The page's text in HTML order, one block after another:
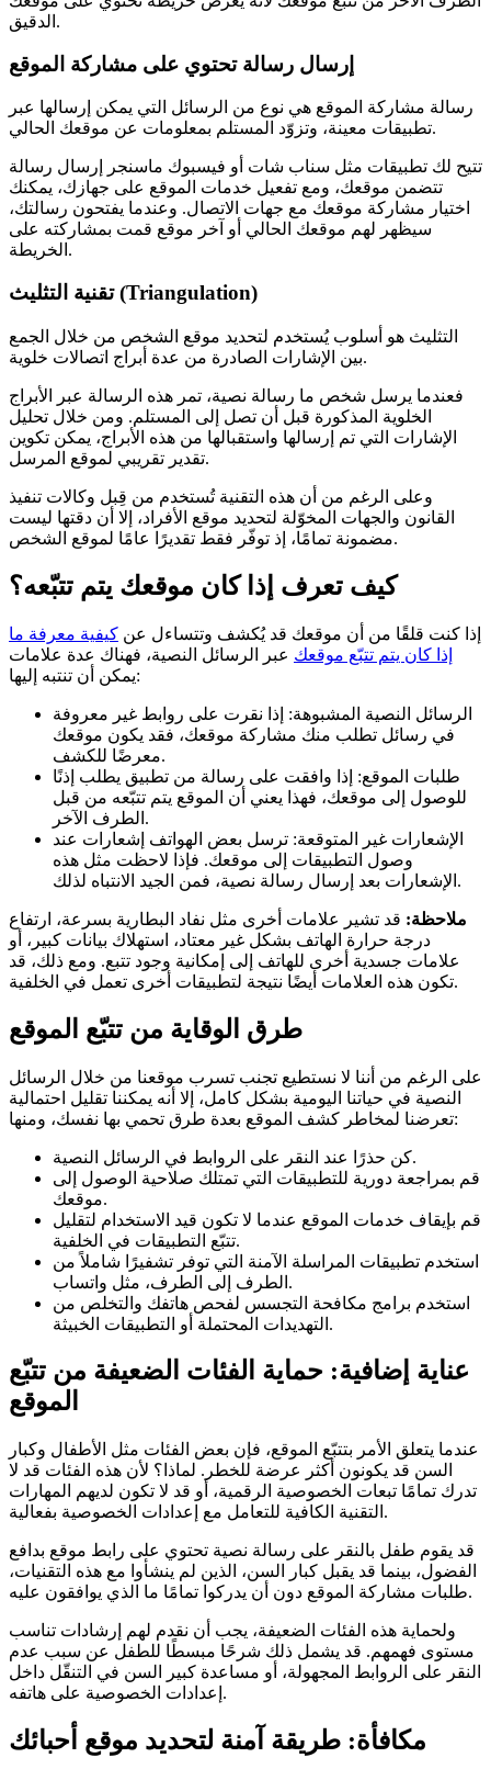
الدقيق.
إرسال رسالة تحتوي على مشاركة الموقع
رسالة مشاركة الموقع هي نوع من الرسائل التي يمكن إرسالها عبر
تطبيقات معينة، وتزوّد المستلم بمعلومات عن موقعك الحالي.
تتيح لك تطبيقات مثل سناب شات أو فيسبوك ماسنجر إرسال رسالة
تتضمن موقعك، ومع تفعيل خدمات الموقع على جهازك، يمكنك
اختيار مشاركة موقعك مع جهات الاتصال. وعندما يفتحون رسالتك،
سيظهر لهم موقعك الحالي أو آخر موقع قمت بمشاركته على
الخريطة.
تقنية التثليث (Triangulation)
التثليث هو أسلوب يُستخدم لتحديد موقع الشخص من خلال الجمع
بين الإشارات الصادرة من عدة أبراج اتصالات خلوية.
فعندما يرسل شخص ما رسالة نصية، تمر هذه الرسالة عبر الأبراج
الخلوية المذكورة قبل أن تصل إلى المستلم. ومن خلال تحليل
الإشارات التي تم إرسالها واستقبالها من هذه الأبراج، يمكن تكوين
تقدير تقريبي لموقع المرسل.
وعلى الرغم من أن هذه التقنية تُستخدم من قِبل وكالات تنفيذ
القانون والجهات المخوّلة لتحديد موقع الأفراد، إلا أن دقتها ليست
مضمونة تمامًا، إذ توفّر فقط تقديرًا عامًا لموقع الشخص.
كيف تعرف إذا كان موقعك يتم تتبّعه؟
إذا كنت قلقًا من أن موقعك قد يُكشف وتتساءل عن كيفية معرفة ما
إذا كان يتم تتبّع موقعك عبر الرسائل النصية، فهناك عدة علامات
يمكن أن تنتبه إليها:
الرسائل النصية المشبوهة: إذا نقرت على روابط غير معروفة
في رسائل تطلب منك مشاركة موقعك، فقد يكون موقعك
معرضًا للكشف.
طلبات الموقع: إذا وافقت على رسالة من تطبيق يطلب إذنًا
للوصول إلى موقعك، فهذا يعني أن الموقع يتم تتبّعه من قبل
الطرف الآخر.
الإشعارات غير المتوقعة: ترسل بعض الهواتف إشعارات عند
وصول التطبيقات إلى موقعك. فإذا لاحظت مثل هذه
الإشعارات بعد إرسال رسالة نصية، فمن الجيد الانتباه لذلك.
ملاحظة: قد تشير علامات أخرى مثل نفاد البطارية بسرعة، ارتفاع
درجة حرارة الهاتف بشكل غير معتاد، استهلاك بيانات كبير، أو
علامات جسدية أخرى للهاتف إلى إمكانية وجود تتبع. ومع ذلك، قد
تكون هذه العلامات أيضًا نتيجة لتطبيقات أخرى تعمل في الخلفية.
طرق الوقاية من تتبّع الموقع
على الرغم من أننا لا نستطيع تجنب تسرب موقعنا من خلال الرسائل
النصية في حياتنا اليومية بشكل كامل، إلا أنه يمكننا تقليل احتمالية
تعرضنا لمخاطر كشف الموقع بعدة طرق تحمي بها نفسك، ومنها:
كن حذرًا عند النقر على الروابط في الرسائل النصية.
قم بمراجعة دورية للتطبيقات التي تمتلك صلاحية الوصول إلى
موقعك.
قم بإيقاف خدمات الموقع عندما لا تكون قيد الاستخدام لتقليل
تتبّع التطبيقات في الخلفية.
استخدم تطبيقات المراسلة الآمنة التي توفر تشفيرًا شاملاً من
الطرف إلى الطرف، مثل واتساب.
استخدم برامج مكافحة التجسس لفحص هاتفك والتخلص من
التهديدات المحتملة أو التطبيقات الخبيثة.
عناية إضافية: حماية الفئات الضعيفة من تتبّع
الموقع
عندما يتعلق الأمر بتتبّع الموقع، فإن بعض الفئات مثل الأطفال وكبار
السن قد يكونون أكثر عرضة للخطر. لماذا؟ لأن هذه الفئات قد لا
تدرك تمامًا تبعات الخصوصية الرقمية، أو قد لا تكون لديهم المهارات
التقنية الكافية للتعامل مع إعدادات الخصوصية بفعالية.
قد يقوم طفل بالنقر على رسالة نصية تحتوي على رابط موقع بدافع
الفضول، بينما قد يقبل كبار السن، الذين لم ينشأوا مع هذه التقنيات،
طلبات مشاركة الموقع دون أن يدركوا تمامًا ما الذي يوافقون عليه.
ولحماية هذه الفئات الضعيفة، يجب أن نقدم لهم إرشادات تناسب
مستوى فهمهم. قد يشمل ذلك شرحًا مبسطًا للطفل عن سبب عدم
النقر على الروابط المجهولة، أو مساعدة كبير السن في التنقّل داخل
إعدادات الخصوصية على هاتفه.
مكافأة: طريقة آمنة لتحديد موقع أحبائك